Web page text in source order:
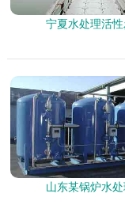
宁夏水处理活
山东某锅炉水